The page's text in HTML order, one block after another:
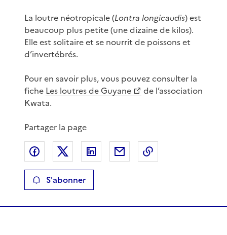
La loutre néotropicale (Lontra longicaudis) est
beaucoup plus petite (une dizaine de kilos).
Elle est solitaire et se nourrit de poissons et
d’invertébrés.
Pour en savoir plus, vous pouvez consulter la
fiche Les loutres de Guyane
de l’association
Kwata.
Partager la page
Partager sur Facebook
Partager sur XPartager sur LinkedIn
Partager par email
S'abonner